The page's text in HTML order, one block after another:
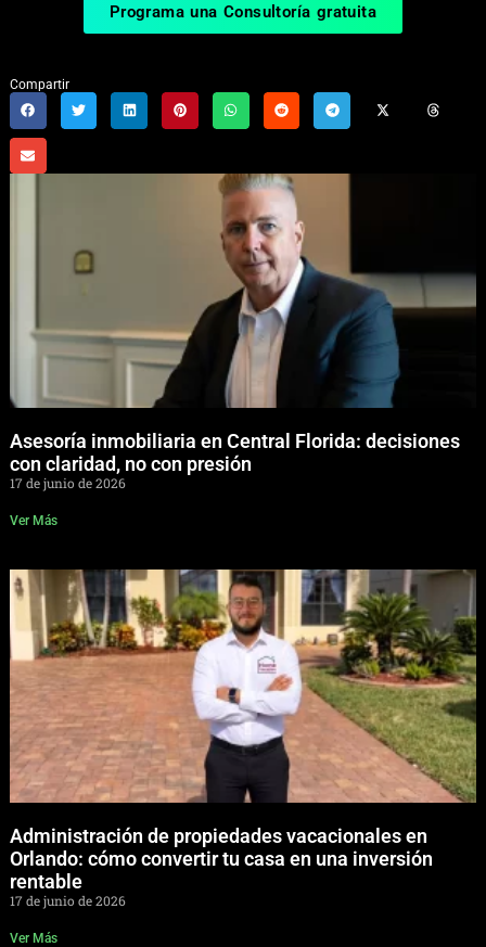
Programa una Consultoría gratuita
Compartir
Asesoría inmobiliaria en Central Florida: decisiones
con claridad, no con presión
17 de junio de 2026
Ver Más
Administración de propiedades vacacionales en
Orlando: cómo convertir tu casa en una inversión
rentable
17 de junio de 2026
Ver Más